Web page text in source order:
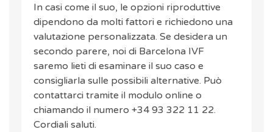
In casi come il suo, le opzioni riproduttive
dipendono da molti fattori e richiedono una
valutazione personalizzata. Se desidera un
secondo parere, noi di Barcelona IVF
saremo lieti di esaminare il suo caso e
consigliarla sulle possibili alternative. Può
contattarci tramite il modulo online o
chiamando il numero +34 93 322 11 22.
Cordiali saluti.